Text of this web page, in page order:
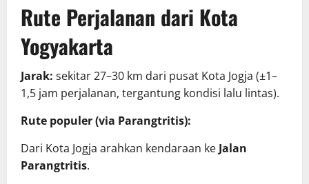
Rute Perjalanan dari Kota
Yogyakarta
Jarak: sekitar 27–30 km dari pusat Kota Jogja (±1–
1,5 jam perjalanan, tergantung kondisi lalu lintas).
Rute populer (via Parangtritis):
Dari Kota Jogja arahkan kendaraan ke Jalan
Parangtritis.